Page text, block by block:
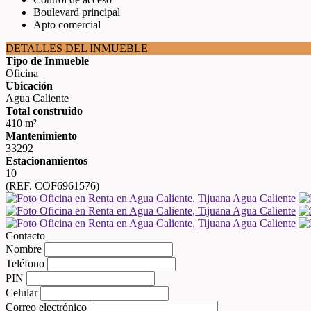
Boulevard principal
Apto comercial
DETALLES DEL INMUEBLE
Tipo de Inmueble
Oficina
Ubicación
Agua Caliente
Total construido
410 m²
Mantenimiento
33292
Estacionamientos
10
(REF. COF6961576)
Contacto
Nombre
Teléfono
PIN
Celular
Correo electrónico